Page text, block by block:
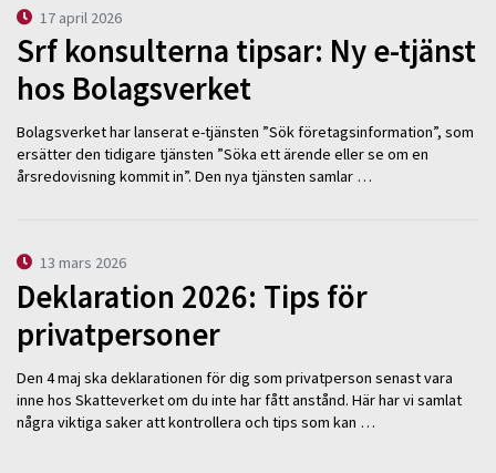
17 april 2026
Srf konsulterna tipsar: Ny e-tjänst
hos Bolagsverket
Bolagsverket har lanserat e-tjänsten ”Sök företagsinformation”, som
ersätter den tidigare tjänsten ”Söka ett ärende eller se om en
årsredovisning kommit in”. Den nya tjänsten samlar …
13 mars 2026
Deklaration 2026: Tips för
privatpersoner
Den 4 maj ska deklarationen för dig som privatperson senast vara
inne hos Skatteverket om du inte har fått anstånd. Här har vi samlat
några viktiga saker att kontrollera och tips som kan …